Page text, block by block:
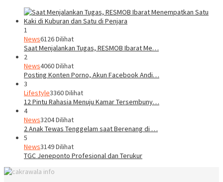
1
News6126 Dilihat
Saat Menjalankan Tugas, RESMOB Ibarat Me…
2
News4060 Dilihat
Posting Konten Porno, Akun Facebook Andi…
3
Lifestyle3360 Dilihat
12 Pintu Rahasia Menuju Kamar Tersembuny…
4
News3204 Dilihat
2 Anak Tewas Tenggelam saat Berenang di …
5
News3149 Dilihat
TGC Jeneponto Profesional dan Terukur